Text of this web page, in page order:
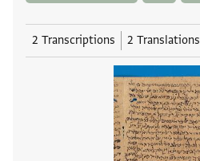
2 Transcriptions 2 Translations